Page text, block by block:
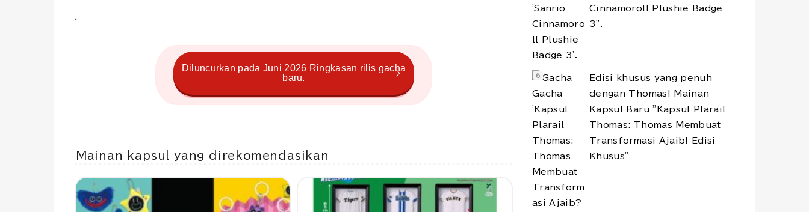
.
Diluncurkan pada Juni 2026 Ringkasan rilis gacha
baru.
Mainan kapsul yang direkomendasikan
Cinnamoroll Plushie Badge
3".
Edisi khusus yang penuh
dengan Thomas! Mainan
Kapsul Baru "Kapsul Plarail
Thomas: Thomas Membuat
Transformasi Ajaib! Edisi
Khusus"